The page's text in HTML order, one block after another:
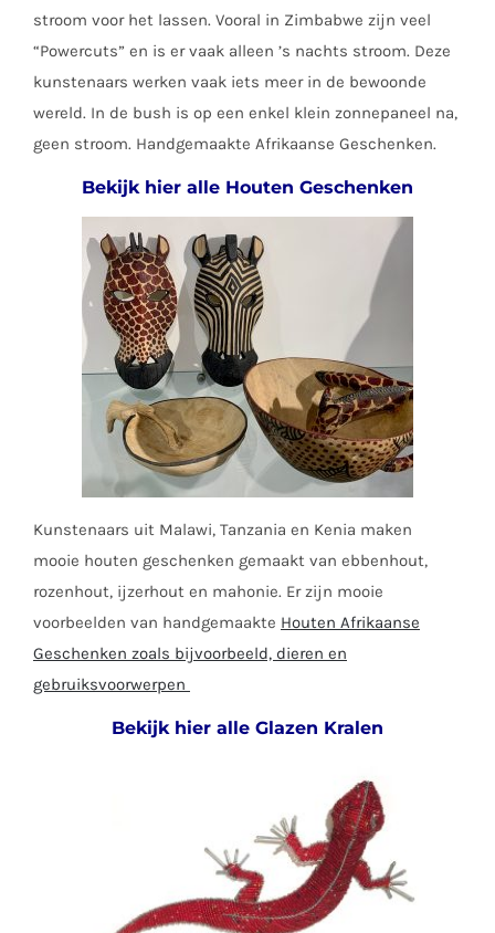
stroom voor het lassen. Vooral in Zimbabwe zijn veel
“Powercuts” en is er vaak alleen ’s nachts stroom. Deze
kunstenaars werken vaak iets meer in de bewoonde
wereld. In de bush is op een enkel klein zonnepaneel na,
geen stroom. Handgemaakte Afrikaanse Geschenken.
Bekijk hier alle Houten Geschenken
Kunstenaars uit Malawi, Tanzania en Kenia maken
mooie houten geschenken gemaakt van ebbenhout,
rozenhout, ijzerhout en mahonie. Er zijn mooie
voorbeelden van handgemaakte Houten Afrikaanse
Geschenken zoals bijvoorbeeld, dieren en
gebruiksvoorwerpen
Bekijk hier alle Glazen Kralen